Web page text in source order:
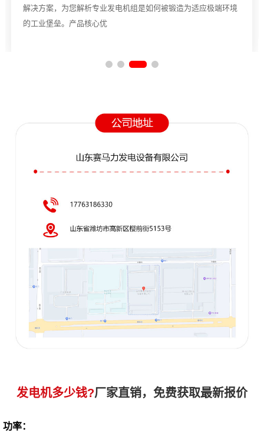
解决方案，为您解析专业发电机组是如何被锻造为适应极端环境
的工业堡垒。产品核心优
发电机多少钱?厂家直销，免费获取最新报价
功率：